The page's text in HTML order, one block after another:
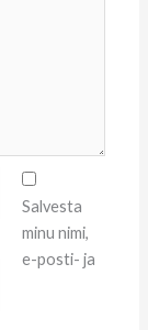
Salvesta
minu nimi,
e-posti- ja